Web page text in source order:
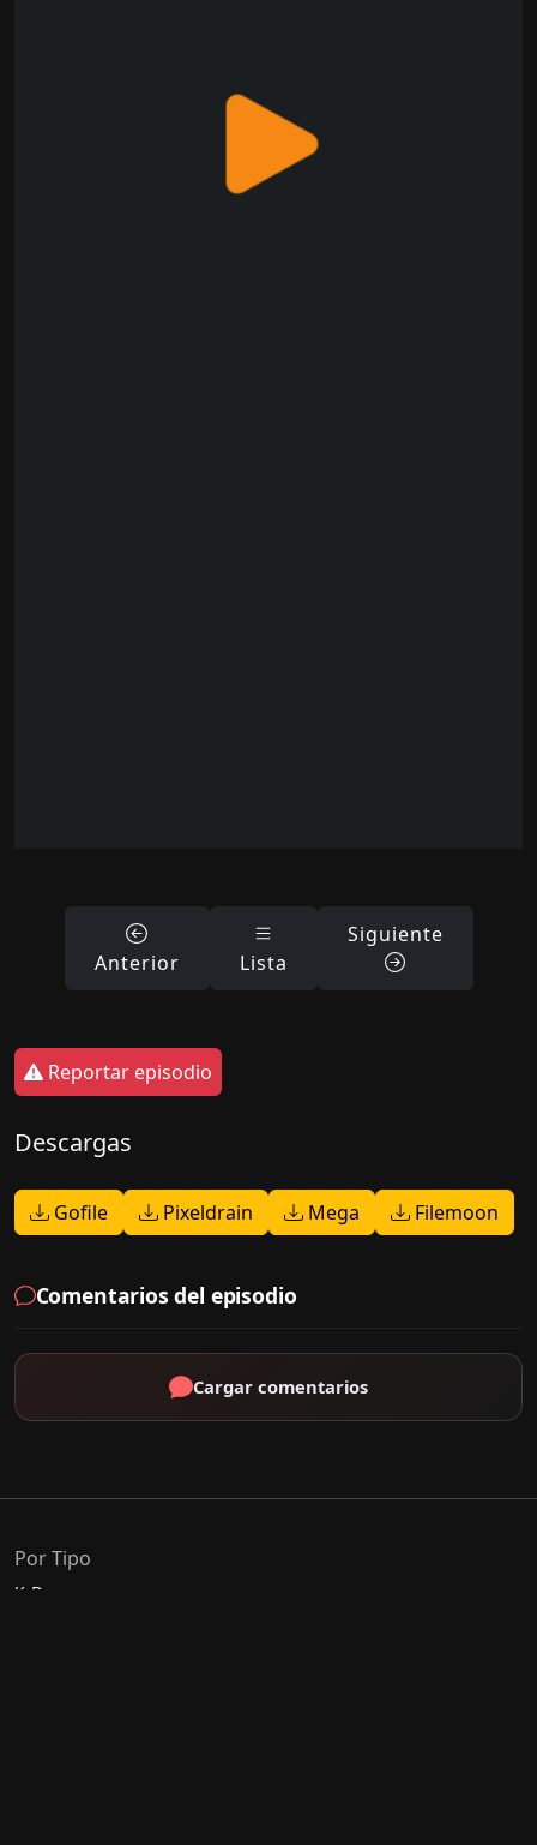
Anterior Lista
Siguiente
Reportar episodio
Descargas
Gofile Pixeldrain Mega Filemoon
Comentarios del episodio
Cargar comentarios
Por Tipo
K-Drama